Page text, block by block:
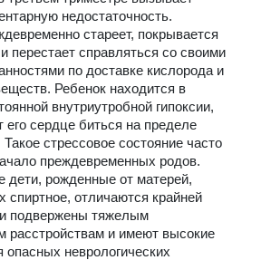
недостаточность.
стареет, покрывается
перестает справляться со своими
по доставке кислорода и
Ребенок находится в
внутриутробной гипоксии,
его сердце биться на пределе
стрессовое состояние часто
преждевременных родов.
дети, рожденные от матерей,
спиртное, отличаются крайней
подвержены тяжелым
расстройствам и имеют высокие
опасных неврологических